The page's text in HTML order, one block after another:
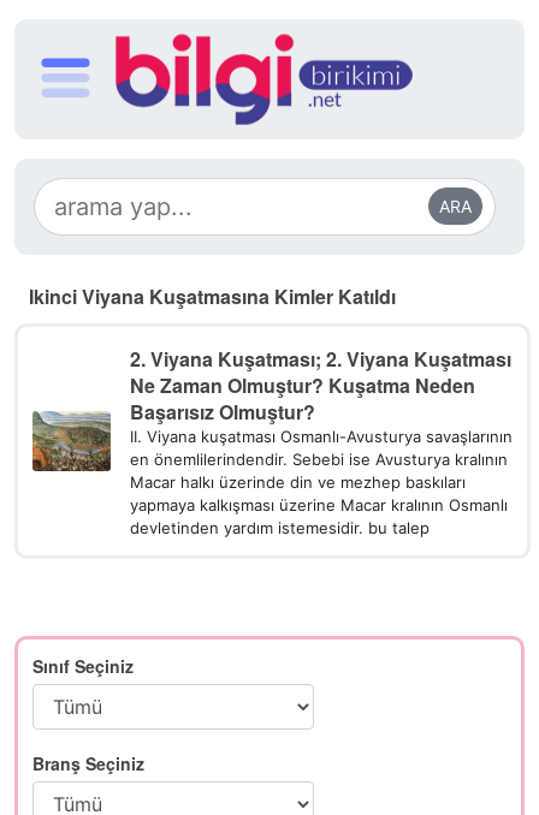
ARA
Ikinci Viyana Kuşatmasına Kimler Katıldı
2. Viyana Kuşatması; 2. Viyana Kuşatması
Ne Zaman Olmuştur? Kuşatma Neden
Başarısız Olmuştur?
II. Viyana kuşatması Osmanlı-Avusturya savaşlarının
en önemlilerindendir. Sebebi ise Avusturya kralının
Macar halkı üzerinde din ve mezhep baskıları
yapmaya kalkışması üzerine Macar kralının Osmanlı
devletinden yardım istemesidir. bu talep
Sınıf Seçiniz
Branş Seçiniz